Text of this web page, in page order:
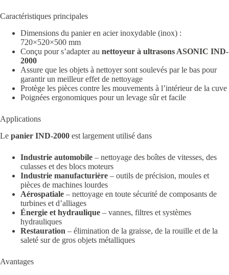
Caractéristiques principales
Dimensions du panier en acier inoxydable (inox) :
720×520×500 mm
Conçu pour s’adapter au nettoyeur à ultrasons ASONIC IND-
2000
Assure que les objets à nettoyer sont soulevés par le bas pour
garantir un meilleur effet de nettoyage
Protège les pièces contre les mouvements à l’intérieur de la cuve
Poignées ergonomiques pour un levage sûr et facile
Applications
Le panier IND-2000 est largement utilisé dans
Industrie automobile – nettoyage des boîtes de vitesses, des
culasses et des blocs moteurs
Industrie manufacturière – outils de précision, moules et
pièces de machines lourdes
Aérospatiale – nettoyage en toute sécurité de composants de
turbines et d’alliages
Énergie et hydraulique – vannes, filtres et systèmes
hydrauliques
Restauration – élimination de la graisse, de la rouille et de la
saleté sur de gros objets métalliques
Avantages